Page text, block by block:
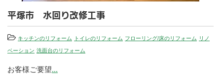
平塚市 水回り改修工事
キッチンのリフォーム トイレのリフォーム フローリング/床のリフォーム リノ
ベーション 洗面台のリフォーム
お客様ご要望...